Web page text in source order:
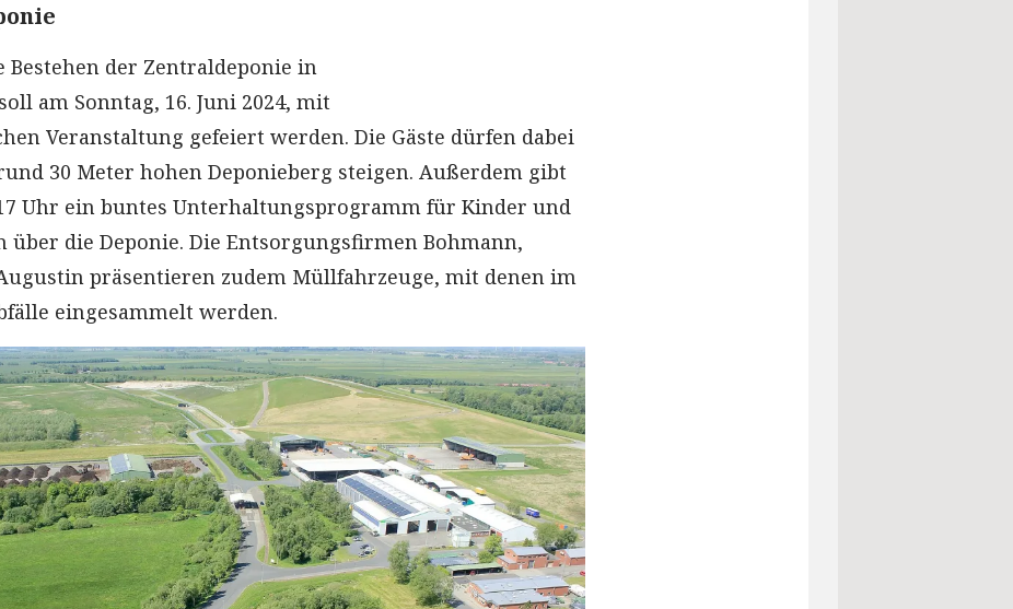
Bestehen der Zentraldeponie in
am Sonntag, 16. Juni 2024, mit
Veranstaltung gefeiert werden. Die Gäste dürfen dabei
30 Meter hohen Deponieberg steigen. Außerdem gibt
Uhr ein buntes Unterhaltungsprogramm für Kinder und
die Deponie. Die Entsorgungsfirmen Bohmann,
präsentieren zudem Müllfahrzeuge, mit denen im
eingesammelt werden.